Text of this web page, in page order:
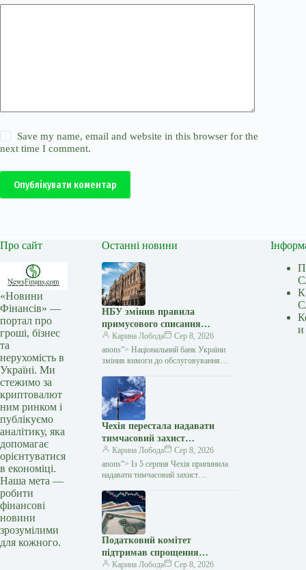
Save my name, email and website in this browser for the
next time I comment.
Опублікувати коментар
Про сайт
«Новини
Фінансів» —
портал про
гроші, бізнес
та
нерухомість в
Україні. Ми
стежимо за
криптовалют
ним ринком і
публікуємо
аналітику, яка
допомагає
орієнтуватися
в економіці.
Наша мета —
робити
фінансові
новини
зрозумілими
для кожного.
Останні новини
НБУ змінив правила
примусового списання
коштів: що зміниться для
боржників — Мінфін
Карина Лобода
Сер 8, 2026
anons”> Національний банк України
змінив вимоги до обслуговування
Відтепер банк повністю блокуватиме
власні операції клієнта
Чехія перестала надавати
тимчасовий захист
українським чоловікам
призовного віку — Мінфін
Карина Лобода
Сер 8, 2026
anons”> Із 5 серпня Чехія припинила
надавати тимчасовий захист
віку, які не можуть підтвердити
виконання своїх військових
Податковий комітет
підтримав спрощення
випуску акцій: що зміниться
Карина Лобода Сер 8, 2026
и